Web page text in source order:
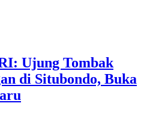
Ujung Tombak
di Situbondo, Buka